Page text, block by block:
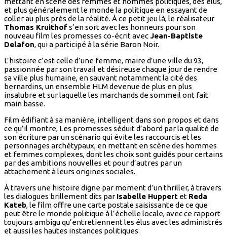
et plus généralement le monde la politique en essayant de
coller au plus près de la réalité. À ce petit jeu là, le réalisateur
Thomas Kruithofs’en sort avec les honneurs pour son
nouveau film les promesses co-écrit avec Jean-Baptiste
Delafon, qui a participé à la série Baron Noir.
L’histoire c’est celle d’une femme, maire d’une ville du 93,
passionnée par son travail et désireuse chaque jour de rendre
sa ville plus humaine, en sauvant notamment la cité des
bernardins, un ensemble HLM devenue de plus en plus
insalubre et sur laquelle les marchands de sommeil ont fait
main basse.
Film édifiant à sa manière, intelligent dans son propos et dans
ce qu’il montre, Les promesses séduit d’abord par la qualité de
son écriture par un scénario qui évite les raccourcis et les
personnages archétypaux, en mettant en scène des hommes
et femmes complexes, dont les choix sont guidés pour certains
par des ambitions nouvelles et pour d’autres par un
attachement à leurs origines sociales.
À travers une histoire digne par moment d’un thriller, à travers
les dialogues brillement dits parIsabelle Huppert et Reda
Kateb, le film offre une carte postale saisissante de ce que
peut être le monde politique à l’échelle locale, avec ce rapport
toujours ambigu qu’entretiennent les élus avec les administrés
et aussi les hautes instances politiques.